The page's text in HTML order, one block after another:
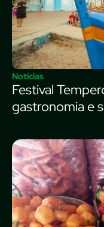
Notícias
Festival
gastronomia e